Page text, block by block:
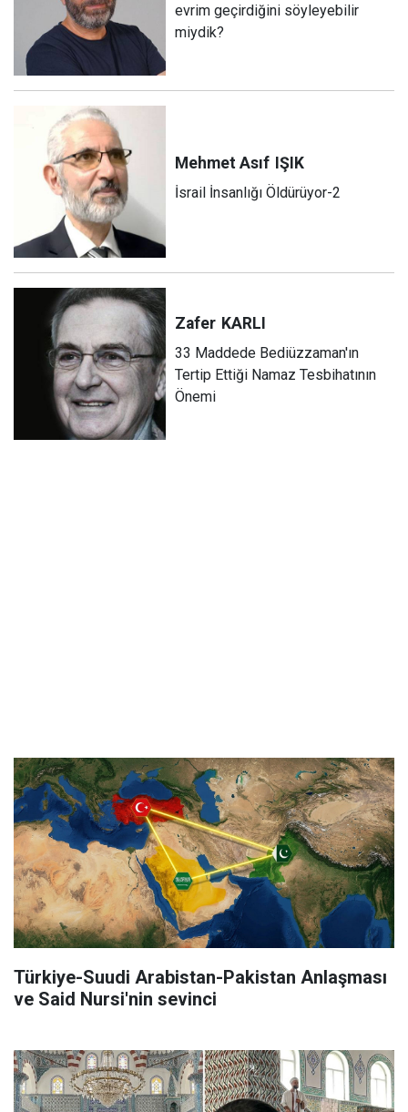
evrim geçirdiğini söyleyebilir
miydik?
Mehmet Asıf IŞIK
İsrail İnsanlığı Öldürüyor-2
Zafer KARLI
33 Maddede Bediüzzaman'ın
Tertip Ettiği Namaz Tesbihatının
Önemi
Türkiye-Suudi Arabistan-Pakistan Anlaşması
ve Said Nursi'nin sevinci